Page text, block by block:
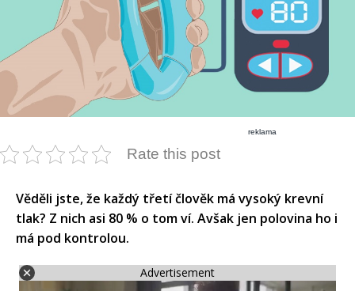
reklama
Rate this post
Věděli jste, že každý třetí člověk má vysoký krevní
tlak? Z nich asi 80 % o tom ví. Avšak jen polovina ho i
má pod kontrolou.
Advertisement